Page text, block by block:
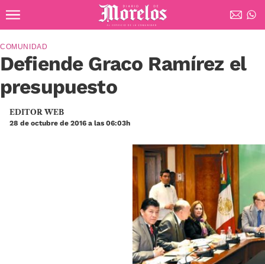
Diario de Morelos
Defiende Graco Ramírez el
presupuesto
COMUNIDAD
EDITOR WEB
28 de octubre de 2016 a las 06:03h